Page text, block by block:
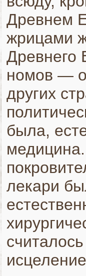
Древнем
жрицами
Древнего
номов —
других
была,
лекари